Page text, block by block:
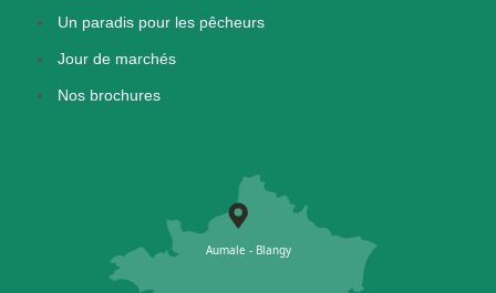
Un paradis pour les pêcheurs
Jour de marchés
Nos brochures